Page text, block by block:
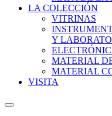
LA COLECCIÓN
VITRINAS
Y
MATERIAL
MATERIAL
VISITA